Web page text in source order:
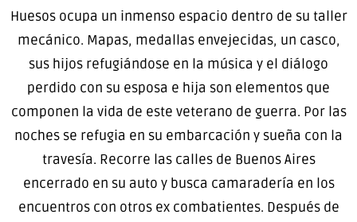
Huesos ocupa un inmenso espacio dentro de su taller
mecánico. Mapas, medallas envejecidas, un casco,
sus hijos refugiándose en la música y el diálogo
perdido con su esposa e hija son elementos que
componen la vida de este veterano de guerra. Por las
noches se refugia en su embarcación y sueña con la
travesía. Recorre las calles de Buenos Aires
encerrado en su auto y busca camaradería en los
encuentros con otros ex combatientes. Después de